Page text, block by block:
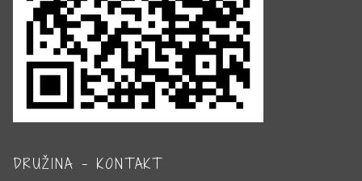
DRUŽINA – KONTAKT